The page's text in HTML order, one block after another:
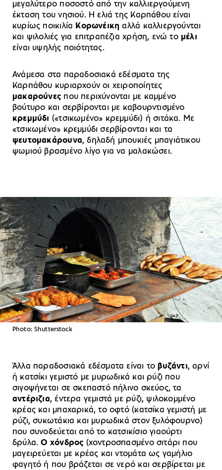
μεγαλύτερο ποσοστό από την καλλιεργούμενη
έκταση του νησιού. Η ελιά της Καρπάθου είναι
κυρίως ποικιλία Κορωνέικη αλλά καλλιεργούνται
και ψιλολιές για επιτραπέζια χρήση, ενώ το μέλι
είναι υψηλής ποιότητας.
Ανάμεσα στα παραδοσιακά εδέσματα της
Καρπάθου κυριαρχούν οι χειροποίητες
μακαρούνες που περιχύνονται με καμμένο
βούτυρο και σερβίρονται με καβουρντισμένο
κρεμμύδι («τσικωμένο» κρεμμύδι) ή σιτάκα. Με
«τσικωμένο» κρεμμύδι σερβίρονται και τα
ψευτομακάρουνα, δηλαδή μπουκιές μπαγιάτικου
ψωμιού βρασμένο λίγο για να μαλακώσει.
Photo: Shutterstock
Άλλα παραδοσιακά εδέσματα είναι το βυζάντι, αρνί
ή κατσίκι γεμιστό με μυρωδικά και ρύζι που
σιγοψήνεται σε σκεπαστό πήλινο σκεύος, τα
αντέριζια, έντερα γεμιστά με ρύζι, ψιλοκομμένο
κρέας και μπαχαρικά, το οφτό (κατσίκα γεμιστή με
ρύζι, συκωτάκια και μυρωδικά στον ξυλόφουρνο)
που συνοδεύεται από το κατσικίσιο γιαούρτι
δρύλα.Ο χόνδρος (χοντροσπασμένο σιτάρι που
μαγειρεύεται με κρέας και ντομάτα ως γαμήλιο
φαγητό ή που βράζεται σε νερό και σερβίρεται με